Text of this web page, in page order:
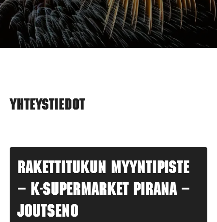
Yhteystiedot
Rakettitukun myyntipiste
– K-SUPERMARKET PIRANA –
JOUTSENO